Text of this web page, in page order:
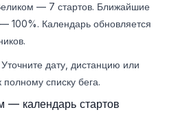
— 7 стартов. Ближайшие
100%. Календарь обновляется
дату, дистанцию или
списку бега.